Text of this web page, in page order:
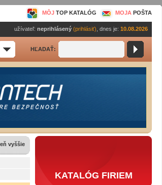
MÔJ TOP KATALÓG MOJA POŠTA
užívateľ: neprihlásený (prihlásiť) , dnes je: 10.08.2026
HĽADAŤ:
vyššie
KATALÓG FIRIEM